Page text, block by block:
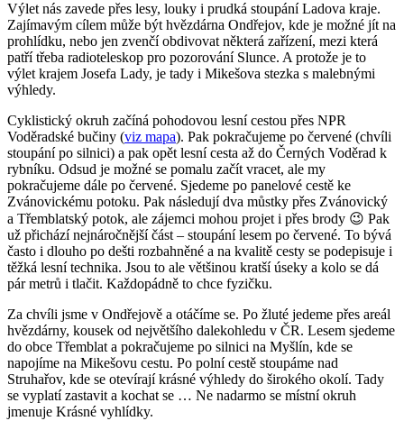
Výlet nás zavede přes lesy, louky i prudká stoupání Ladova kraje.
Zajímavým cílem může být hvězdárna Ondřejov, kde je možné jít na
prohlídku, nebo jen zvenčí obdivovat některá zařízení, mezi která
patří třeba radioteleskop pro pozorování Slunce. A protože je to
výlet krajem Josefa Lady, je tady i Mikešova stezka s malebnými
výhledy.
Cyklistický okruh začíná pohodovou lesní cestou přes NPR
Voděradské bučiny (viz mapa). Pak pokračujeme po červené (chvíli
stoupání po silnici) a pak opět lesní cesta až do Černých Voděrad k
rybníku. Odsud je možné se pomalu začít vracet, ale my
pokračujeme dále po červené. Sjedeme po panelové cestě ke
Zvánovickému potoku. Pak následují dva můstky přes Zvánovický
a Třemblatský potok, ale zájemci mohou projet i přes brody 😉 Pak
už přichází nejnáročnější část – stoupání lesem po červené. To bývá
často i dlouho po dešti rozbahněné a na kvalitě cesty se podepisuje i
těžká lesní technika. Jsou to ale většinou kratší úseky a kolo se dá
pár metrů i tlačit. Každopádně to chce fyzičku.
Za chvíli jsme v Ondřejově a otáčíme se. Po žluté jedeme přes areál
hvězdárny, kousek od největšího dalekohledu v ČR. Lesem sjedeme
do obce Třemblat a pokračujeme po silnici na Myšlín, kde se
napojíme na Mikešovu cestu. Po polní cestě stoupáme nad
Struhařov, kde se otevírají krásné výhledy do širokého okolí. Tady
se vyplatí zastavit a kochat se … Ne nadarmo se místní okruh
jmenuje Krásné vyhlídky.